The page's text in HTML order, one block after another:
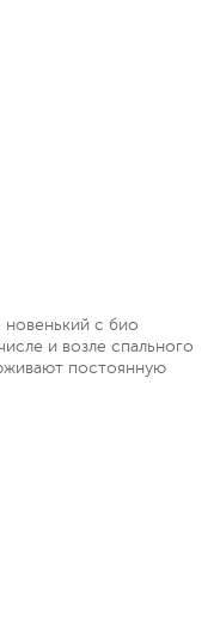
новенький с био
и возле спального
постоянную